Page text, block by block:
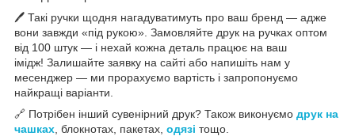
🖊️ Такі ручки щодня нагадуватимуть про ваш бренд — адже
вони завжди «під рукою». Замовляйте друк на ручках оптом
від 100 штук — і нехай кожна деталь працює на ваш
імідж! Залишайте заявку на сайті або напишіть нам у
месенджер — ми прорахуємо вартість і запропонуємо
найкращі варіанти.
🔗 Потрібен інший сувенірний друк? Також виконуємо друк на
чашках , блокнотах, пакетах, одязі тощо.